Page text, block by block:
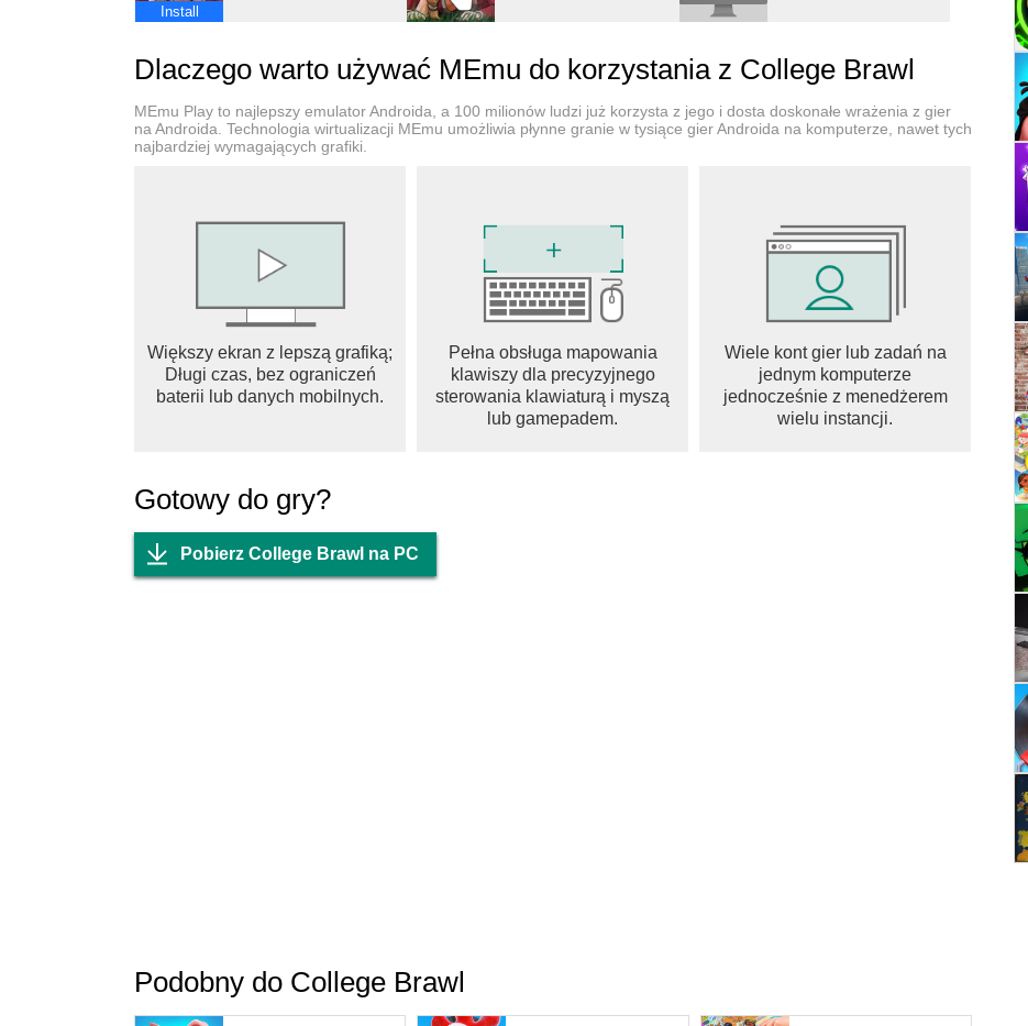
Install
Dlaczego warto używać MEmu do korzystania z College Brawl
MEmu Play to najlepszy emulator Androida, a 100 milionów ludzi już korzysta z jego i dosta doskonałe wrażenia z gier
na Androida. Technologia wirtualizacji MEmu umożliwia płynne granie w tysiące gier Androida na komputerze, nawet tych
najbardziej wymagających grafiki.
Większy ekran z lepszą grafiką;
Długi czas, bez ograniczeń
baterii lub danych mobilnych.
Pełna obsługa mapowania
klawiszy dla precyzyjnego
sterowania klawiaturą i myszą
lub gamepadem.
Wiele kont gier lub zadań na
jednym komputerze
jednocześnie z menedżerem
wielu instancji.
Gotowy do gry?
Pobierz College Brawl na PC
Podobny do College Brawl